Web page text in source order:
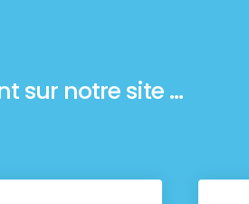
sur notre site ...